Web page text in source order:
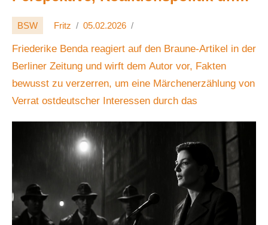
Friedensprogramm 🧭🕊️🏛️
BSW Fritz 05.02.2026
Friederike Benda reagiert auf den Braune-Artikel in der
Berliner Zeitung und wirft dem Autor vor, Fakten
bewusst zu verzerren, um eine Märchenerzählung von
Verrat ostdeutscher Interessen durch das